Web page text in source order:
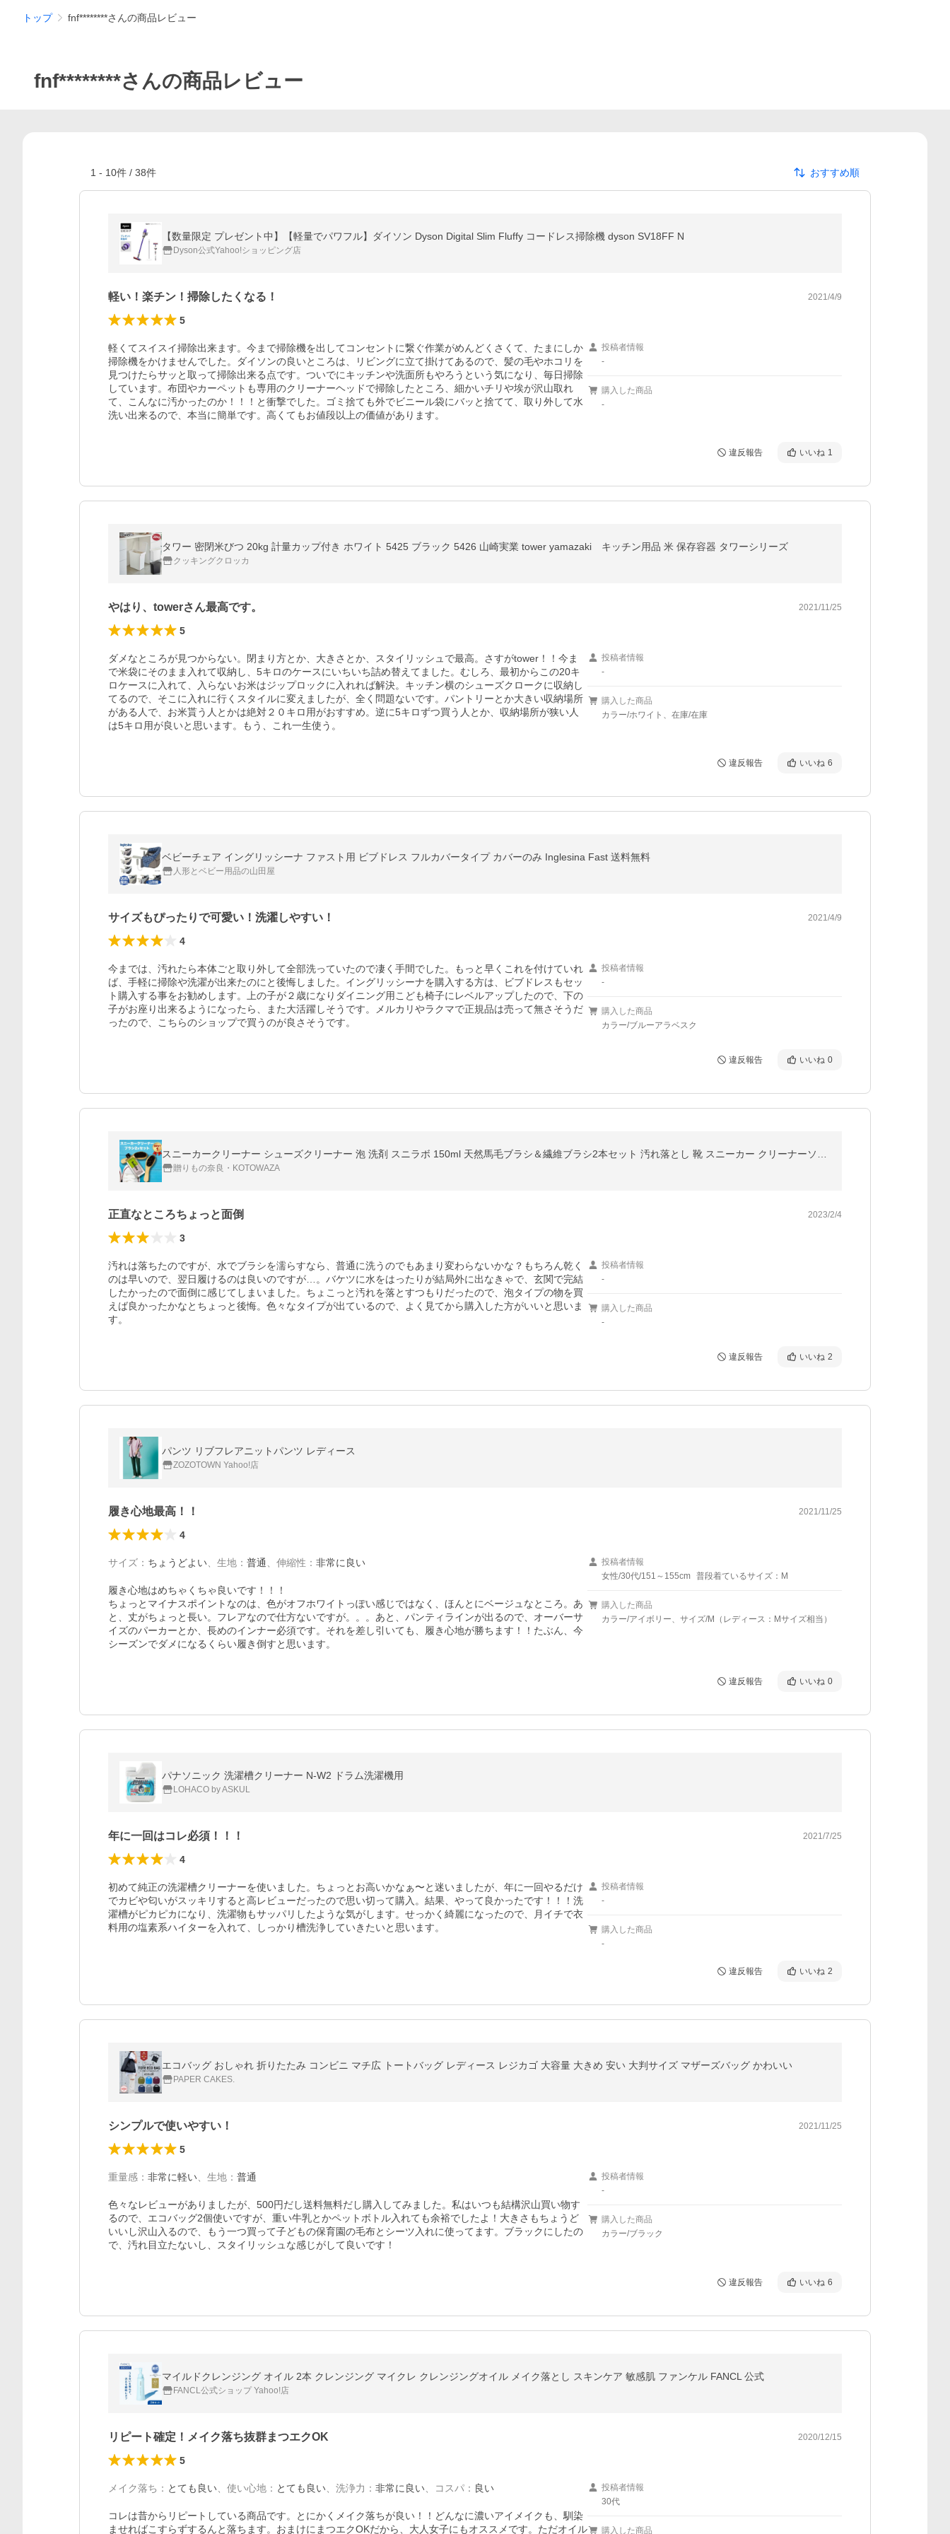
トップ fnf********さんの商品レビュー
fnf********さんの商品レビュー
1 - 10件 / 38件 おすすめ順
【数量限定 プレゼント中】【軽量でパワフル】ダイソン Dyson Digital Slim Fluffy コードレス掃除機 dyson SV18FF N
Dyson公式Yahoo!ショッピング店
軽い！楽チン！掃除したくなる！ 2021/4/9
5
軽くてスイスイ掃除出来ます。今まで掃除機を出してコンセントに繋ぐ作業がめんどくさくて、たまにしか
掃除機をかけませんでした。ダイソンの良いところは、リビングに立て掛けてあるので、髪の毛やホコリを
見つけたらサッと取って掃除出来る点です。ついでにキッチンや洗面所もやろうという気になり、毎日掃除
しています。布団やカーペットも専用のクリーナーヘッドで掃除したところ、細かいチリや埃が沢山取れ
て、こんなに汚かったのか！！！と衝撃でした。ゴミ捨ても外でビニール袋にバッと捨てて、取り外して水
洗い出来るので、本当に簡単です。高くてもお値段以上の価値があります。
投稿者情報
-
購入した商品
-
違反報告 いいね 1
タワー 密閉米びつ 20kg 計量カップ付き ホワイト 5425 ブラック 5426 山崎実業 tower yamazaki キッチン用品 米 保存容器 タワーシリーズ
クッキングクロッカ
やはり、towerさん最高です。 2021/11/25
5
ダメなところが見つからない。閉まり方とか、大きさとか、スタイリッシュで最高。さすがtower！！今ま
で米袋にそのまま入れて収納し、5キロのケースにいちいち詰め替えてました。むしろ、最初からこの20キ
ロケースに入れて、入らないお米はジップロックに入れれば解決。キッチン横のシューズクロークに収納し
てるので、そこに入れに行くスタイルに変えましたが、全く問題ないです。パントリーとか大きい収納場所
がある人で、お米貰う人とかは絶対２０キロ用がおすすめ。逆に5キロずつ買う人とか、収納場所が狭い人
は5キロ用が良いと思います。もう、これ一生使う。
投稿者情報
-
購入した商品
カラー/ホワイト、在庫/在庫
違反報告 いいね 6
ベビーチェア イングリッシーナ ファスト用 ビブドレス フルカバータイプ カバーのみ Inglesina Fast 送料無料
人形とベビー用品の山田屋
サイズもぴったりで可愛い！洗濯しやすい！ 2021/4/9
4
今までは、汚れたら本体ごと取り外して全部洗っていたので凄く手間でした。もっと早くこれを付けていれ
ば、手軽に掃除や洗濯が出来たのにと後悔しました。イングリッシーナを購入する方は、ビブドレスもセッ
ト購入する事をお勧めします。上の子が２歳になりダイニング用こども椅子にレベルアップしたので、下の
子がお座り出来るようになったら、また大活躍しそうです。メルカリやラクマで正規品は売って無さそうだ
ったので、こちらのショップで買うのが良さそうです。
投稿者情報
-
購入した商品
カラー/ブルーアラベスク
違反報告 いいね 0
贈りもの奈良・KOTOWAZA
正直なところちょっと面倒 2023/2/4
3
汚れは落ちたのですが、水でブラシを濡らすなら、普通に洗うのでもあまり変わらないかな？もちろん乾く
のは早いので、翌日履けるのは良いのですが…。バケツに水をはったりが結局外に出なきゃで、玄関で完結
したかったので面倒に感じてしまいました。ちょこっと汚れを落とすつもりだったので、泡タイプの物を買
えば良かったかなとちょっと後悔。色々なタイプが出ているので、よく見てから購入した方がいいと思いま
す。
投稿者情報
-
購入した商品
-
違反報告 いいね 2
パンツ リブフレアニットパンツ レディース
ZOZOTOWN Yahoo!店
履き心地最高！！ 2021/11/25
4
サイズ ： ちょうどよい 生地 ： 普通 伸縮性 ： 非常に良い
履き心地はめちゃくちゃ良いです！！！
ちょっとマイナスポイントなのは、色がオフホワイトっぽい感じではなく、ほんとにベージュなところ。あ
と、丈がちょっと長い。フレアなので仕方ないですが。。。あと、パンティラインが出るので、オーバーサ
イズのパーカーとか、長めのインナー必須です。それを差し引いても、履き心地が勝ちます！！たぶん、今
シーズンでダメになるくらい履き倒すと思います。
投稿者情報
女性/30代/151～155cm 普段着ているサイズ：M
購入した商品
カラー/アイボリー、サイズ/M（レディース：Mサイズ相当）
違反報告 いいね 0
パナソニック 洗濯槽クリーナー N-W2 ドラム洗濯機用
LOHACO by ASKUL
年に一回はコレ必須！！！ 2021/7/25
4
初めて純正の洗濯槽クリーナーを使いました。ちょっとお高いかなぁ〜と迷いましたが、年に一回やるだけ
でカビや匂いがスッキリすると高レビューだったので思い切って購入。結果、やって良かったです！！！洗
濯槽がピカピカになり、洗濯物もサッパリしたような気がします。せっかく綺麗になったので、月イチで衣
料用の塩素系ハイターを入れて、しっかり槽洗浄していきたいと思います。
投稿者情報
-
購入した商品
-
違反報告 いいね 2
エコバッグ おしゃれ 折りたたみ コンビニ マチ広 トートバッグ レディース レジカゴ 大容量 大きめ 安い 大判サイズ マザーズバッグ かわいい
PAPER CAKES.
シンプルで使いやすい！ 2021/11/25
5
重量感 ： 非常に軽い 生地 ： 普通
色々なレビューがありましたが、500円だし送料無料だし購入してみました。私はいつも結構沢山買い物す
るので、エコバッグ2個使いですが、重い牛乳とかペットボトル入れても余裕でしたよ！大きさもちょうど
いいし沢山入るので、もう一つ買って子どもの保育園の毛布とシーツ入れに使ってます。ブラックにしたの
で、汚れ目立たないし、スタイリッシュな感じがして良いです！
投稿者情報
-
購入した商品
カラー/ブラック
違反報告 いいね 6
マイルドクレンジング オイル 2本 クレンジング マイクレ クレンジングオイル メイク落とし スキンケア 敏感肌 ファンケル FANCL 公式
FANCL公式ショップ Yahoo!店
リピート確定！メイク落ち抜群まつエクOK 2020/12/15
5
メイク落ち ： とても良い 使い心地 ： とても良い 洗浄力 ： 非常に良い コスパ ： 良い
コレは昔からリピートしている商品です。とにかくメイク落ちが良い！！どんなに濃いアイメイクも、馴染
ませればこすらずするんと落ちます。おまけにまつエクOKだから、大人女子にもオススメです。ただオイル
投稿者情報
30代
購入した商品